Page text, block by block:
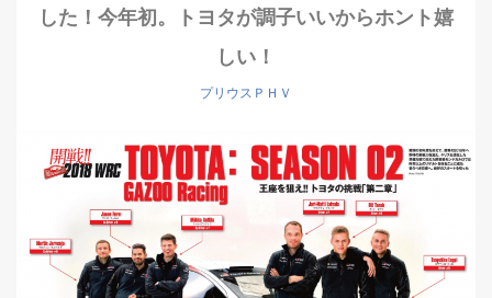
した！今年初。トヨタが調子いいからホント嬉
しい！
プリウスＰＨＶ